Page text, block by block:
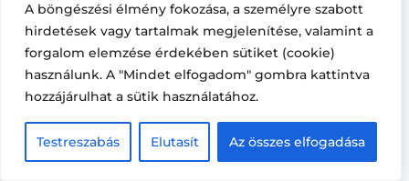
A böngészési élmény fokozása, a személyre szabott
hirdetések vagy tartalmak megjelenítése, valamint a
forgalom elemzése érdekében sütiket (cookie)
használunk. A "Mindet elfogadom" gombra kattintva
hozzájárulhat a sütik használatához.
Testreszabás Elutasít Az összes elfogadása